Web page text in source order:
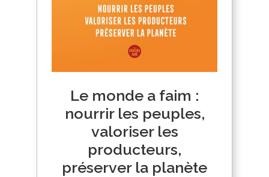
Le monde a faim :
nourrir les peuples,
valoriser les
producteurs,
préserver la planète